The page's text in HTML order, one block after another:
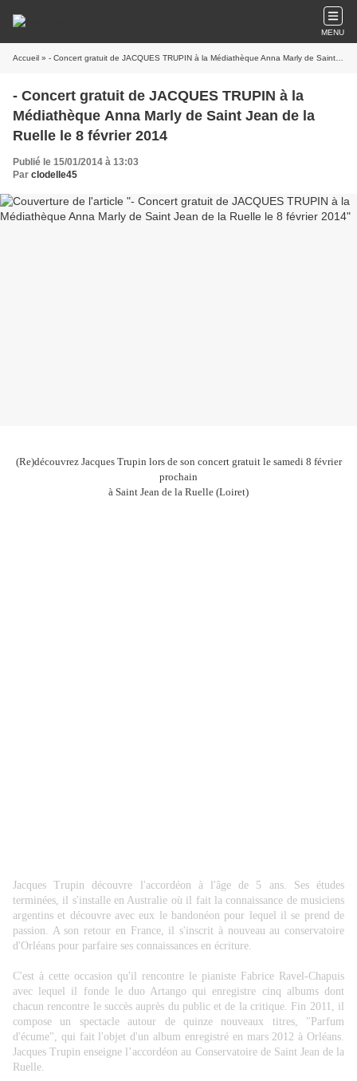
MENU
Accueil » - Concert gratuit de JACQUES TRUPIN à la Médiathèque Anna Marly de Saint Jean de la Ruelle le 8 février 2014
- Concert gratuit de JACQUES TRUPIN à la
Médiathèque Anna Marly de Saint Jean de la
Ruelle le 8 février 2014
Publié le 15/01/2014 à 13:03
Par clodelle45
(Re)découvrez Jacques Trupin lors de son concert gratuit le samedi 8 février
prochain
à Saint Jean de la Ruelle (Loiret)
Jacques Trupin découvre l'accordéon à l'âge de 5 ans. Ses études
terminées, il s'installe en Australie où il fait la connaissance de musiciens
argentins et découvre avec eux le bandonéon pour lequel il se prend de
passion. A son retour en France, il s'inscrit à nouveau au conservatoire
d'Orléans pour parfaire ses connaissances en écriture.
C'est à cette occasion qu'il rencontre le pianiste Fabrice Ravel-Chapuis
avec lequel il fonde le duo Artango qui enregistre cinq albums dont
chacun rencontre le succès auprès du public et de la critique. Fin 2011, il
compose un spectacle autour de quinze nouveaux titres, "Parfum
d'écume", qui fait l'objet d'un album enregistré en mars 2012 à Orléans.
Jacques Trupin enseigne l’accordéon au Conservatoire de Saint Jean de la
Ruelle.